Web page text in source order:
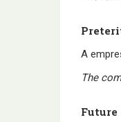
A
The
Future